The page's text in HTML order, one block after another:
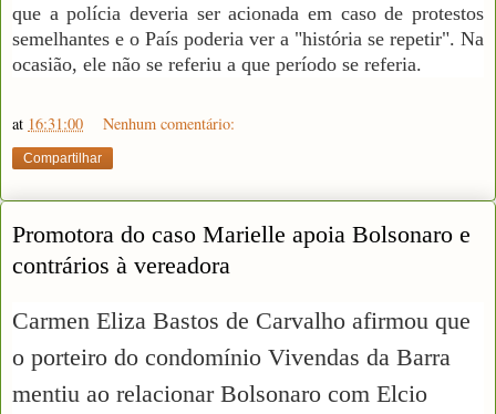
que a polícia deveria ser acionada em caso de protestos
semelhantes e o País poderia ver a "história se repetir". Na
ocasião, ele não se referiu a que período se referia.
at 16:31:00 Nenhum comentário:
Compartilhar
Promotora do caso Marielle apoia Bolsonaro e
contrários à vereadora
Carmen Eliza Bastos de Carvalho afirmou que
o porteiro do condomínio Vivendas da Barra
mentiu ao relacionar Bolsonaro com Elcio